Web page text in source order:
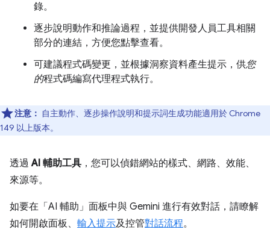
錄。
逐步說明動作和推論過程，並提供開發人員工具相關
部分的連結，方便您點擊查看。
可建議程式碼變更，並根據洞察資料產生提示，供您
的程式碼編寫代理程式執行。
注意： 自主動作、逐步操作說明和提示詞生成功能適用於 Chrome
149 以上版本。
透過AI 輔助工具 ，您可以偵錯網站的樣式、網路、效能、
來源等。
如要在「AI 輔助」 面板中與 Gemini 進行有效對話，請瞭解
如何開啟面板、 輸入提示及控管對話流程。